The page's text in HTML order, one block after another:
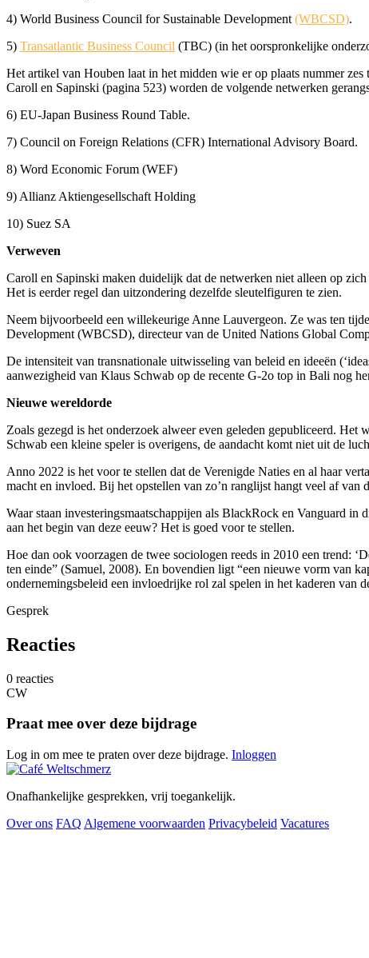
4) World Business Council for Sustainable Development (WBCSD).
5) Transatlantic Business Council (TBC) (in het oorspronkelijke
Het artikel van Houben laat in het midden wie er op plaats nummer
Caroll en Sapinski (pagina 523) worden de volgende netwerken
6) EU-Japan Business Round Table.
7) Council on Foreign Relations (CFR) International Advisory Board.
8) Word Economic Forum (WEF)
9) Allianz Aktiengesellschaft Holding
10) Suez SA
Verweven
Caroll en Sapinski maken duidelijk dat de netwerken niet alleen op
Het is eerder regel dan uitzondering dezelfde sleutelfiguren te zien.
Neem bijvoorbeeld een willekeurige Anne Lauvergeon. Ze was ten
Development (WBCSD), directeur van de United Nations Global
De intensiteit van transnationale uitwisseling van beleid en ideeën
aanwezigheid van Klaus Schwab op de recente G-2o top in Bali nog
Nieuwe wereldorde
Zoals gezegd is het onderzoek alweer even geleden gepubliceerd.
Schwab een kleine speler is overigens, de aandacht komt niet uit de
Anno 2022 is het voor te stellen dat de Verenigde Naties en al haar
macht en invloed. Bij het opstellen van zo’n ranglijst hangt veel af van
Waar staan investeringsmaatschappijen als BlackRock en Vanguard in
aan het begin van deze eeuw? Het is goed voor te stellen.
Hoe dan ook voorzagen de twee sociologen reeds in 2010 een trend:
ten einde” (Samuel, 2008). En bovendien ligt “een nieuwe vorm van
ondernemingsbeleid een invloedrijke rol zal spelen in het kaderen van
Gesprek
Reacties
0 reacties
CW
Praat mee over deze bijdrage
Log in om mee te praten over deze bijdrage. Inloggen
Onafhankelijke gesprekken, vrij toegankelijk.
Over ons FAQ Algemene voorwaarden Privacybeleid Vacatures